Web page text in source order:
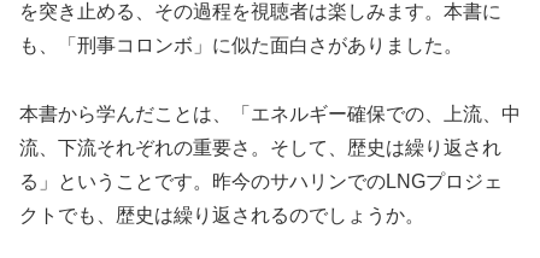
を突き止める、その過程を視聴者は楽しみます。本書に
も、「刑事コロンボ」に似た面白さがありました。
本書から学んだことは、「エネルギー確保での、上流、中
流、下流それぞれの重要さ。そして、歴史は繰り返され
る」ということです。昨今のサハリンでのLNGプロジェ
クトでも、歴史は繰り返されるのでしょうか。